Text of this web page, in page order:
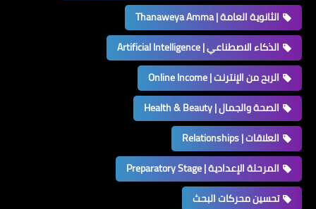
الثانوية العامة | Thanaweya Amma
الذكاء الاصطناعي | Artificial Intelligence
الربح من الإنترنت | Online Income
الصحة والجمال | Health & Beauty
العلاقات | Relationships
المرحلة الإعدادية | Preparatory Stage
تحسين محركات البحث